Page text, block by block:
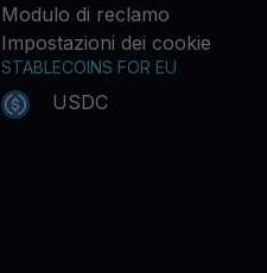
Modulo di reclamo
Impostazioni dei cookie
STABLECOINS FOR EU
USDC